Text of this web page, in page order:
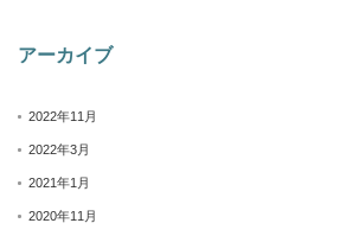
アーカイブ
2022年11月
2022年3月
2021年1月
2020年11月